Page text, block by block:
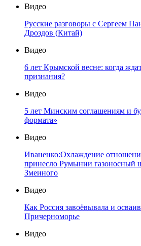
Видео
Русские разговоры с Сергеем
Дроздов (Китай)
Видео
6 лет Крымской весне: когда
признания?
Видео
5 лет Минским соглашениям и
формата»
Видео
Иваненко:Охлаждение
принесло Румынии газоносный
Змеиного
Видео
Как Россия завоёвывала и
Причерноморье
Видео